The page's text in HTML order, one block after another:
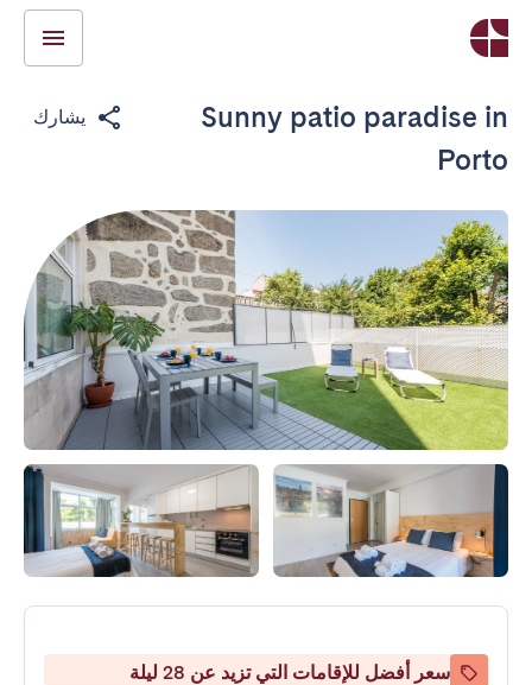
Sunny patio paradise in
Porto
يشارك
سعر أفضل للإقامات التي تزيد عن 28 ليلة